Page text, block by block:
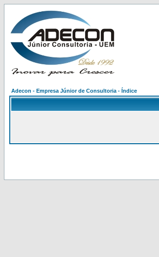
Adecon - Empresa Júnior de Consultoria - Índice